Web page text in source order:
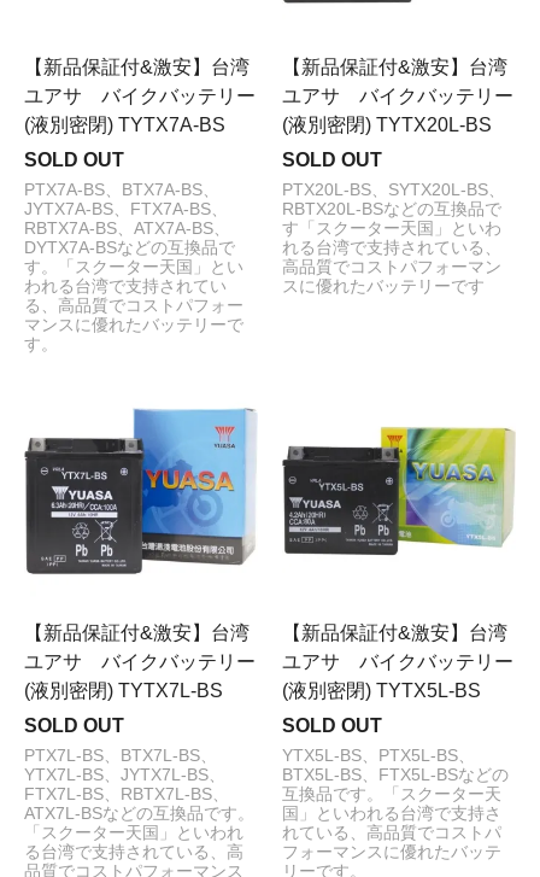
【新品保証付&激安】台湾
ユアサ バイクバッテリー
(液別密閉) TYTX7A-BS
SOLD OUT
PTX7A-BS、BTX7A-BS、
JYTX7A-BS、FTX7A-BS、
RBTX7A-BS、ATX7A-BS、
DYTX7A-BSなどの互換品で
す。「スクーター天国」とい
われる台湾で支持されてい
る、高品質でコストパフォー
マンスに優れたバッテリーで
す。
【新品保証付&激安】台湾
ユアサ バイクバッテリー
(液別密閉) TYTX20L-BS
SOLD OUT
PTX20L-BS、SYTX20L-BS、
RBTX20L-BSなどの互換品で
す「スクーター天国」といわ
れる台湾で支持されている、
高品質でコストパフォーマン
スに優れたバッテリーです
【新品保証付&激安】台湾
ユアサ バイクバッテリー
(液別密閉) TYTX7L-BS
SOLD OUT
PTX7L-BS、BTX7L-BS、
YTX7L-BS、JYTX7L-BS、
FTX7L-BS、RBTX7L-BS、
ATX7L-BSなどの互換品です。
「スクーター天国」といわれ
る台湾で支持されている、高
品質でコストパフォーマンス
【新品保証付&激安】台湾
ユアサ バイクバッテリー
(液別密閉) TYTX5L-BS
SOLD OUT
YTX5L-BS、PTX5L-BS、
BTX5L-BS、FTX5L-BSなどの
互換品です。「スクーター天
国」といわれる台湾で支持さ
れている、高品質でコストパ
フォーマンスに優れたバッテ
リーです。